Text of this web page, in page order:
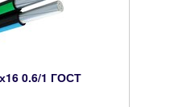
0.6/1 ГОСТ